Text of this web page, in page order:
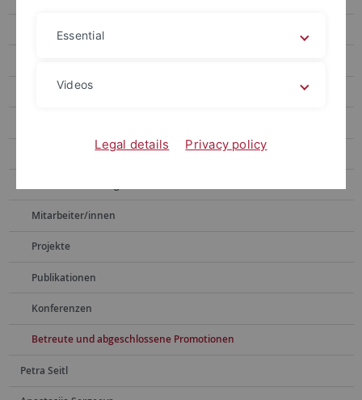
Tatiana Perevozchikova
Schamma Schahadat
Veranstaltungen
Mitarbeiter/innen
Projekte
Publikationen
Konferenzen
Betreute und abgeschlossene Promotionen
Petra Seitl
Essential
Videos
Legal details Privacy policy